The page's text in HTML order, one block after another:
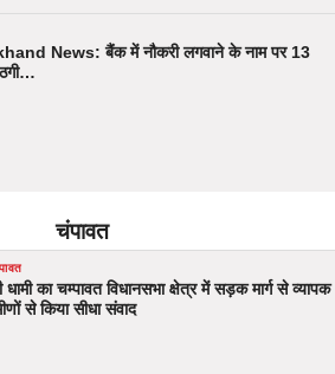
News: बैंक में नौकरी लगवाने के नाम पर 13
चंपावत
धामी का चम्पावत विधानसभा क्षेत्र में सड़क मार्ग से व्यापक
से किया सीधा संवाद